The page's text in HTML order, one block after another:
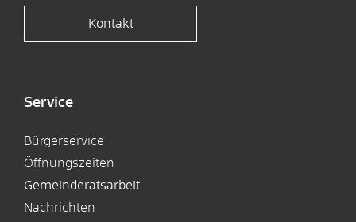
Kontakt
Service
Bürgerservice
Öffnungszeiten
Gemeinderatsarbeit
Nachrichten